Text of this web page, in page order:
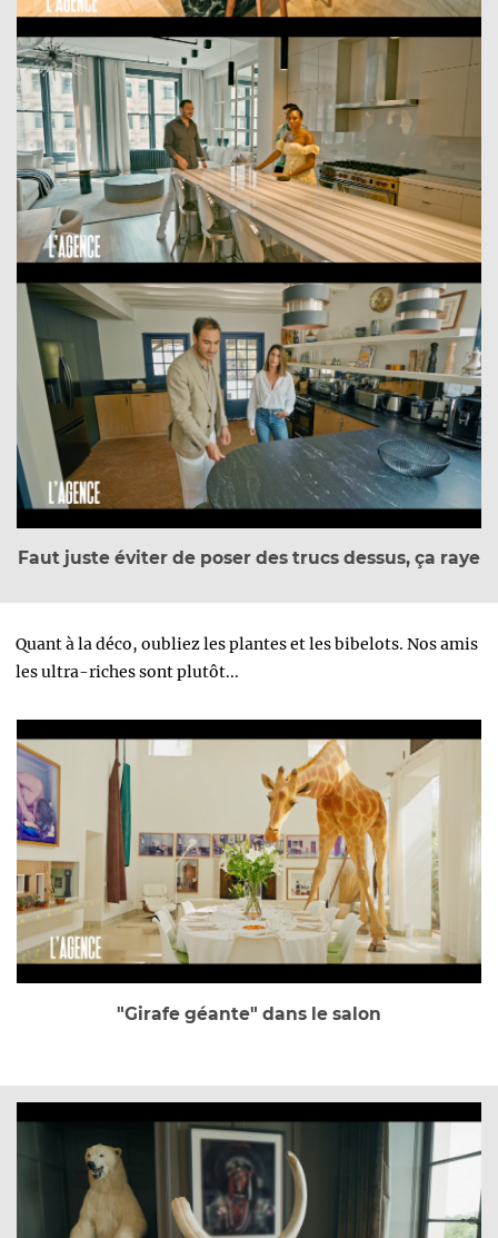
Faut juste éviter de poser des trucs dessus, ça raye
Quant à la déco, oubliez les plantes et les bibelots. Nos amis
les ultra-riches sont plutôt...
"Girafe géante" dans le salon